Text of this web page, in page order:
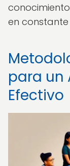
en constante
para un
Efectivo